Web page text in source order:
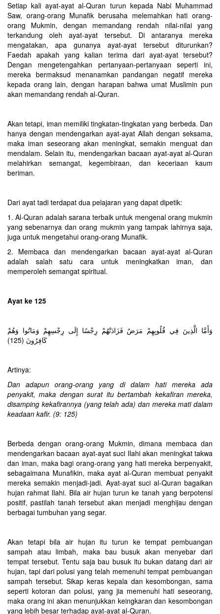
Setiap kali ayat-ayat al-Quran turun kepada Nabi Muhammad
Saw, orang-orang Munafik berusaha melemahkan hati orang-
orang Mukmin, dengan memandang rendah nilai-nilai yang
terkandung oleh ayat-ayat tersebut. Di antaranya mereka
mengatakan, apa gunanya ayat-ayat tersebut diturunkan?
Faedah apakah yang kalian terima dari ayat-ayat tersebut?
Dengan mengetengahkan pertanyaan-pertanyaan seperti ini,
mereka bermaksud menanamkan pandangan negatif mereka
kepada orang lain, dengan harapan bahwa umat Muslimin pun
akan memandang rendah al-Quran.
Akan tetapi, iman memiliki tingkatan-tingkatan yang berbeda. Dan
hanya dengan mendengarkan ayat-ayat Allah dengan seksama,
maka iman seseorang akan meningkat, semakin menguat dan
mendalam. Selain itu, mendengarkan bacaan ayat-ayat al-Quran
melahirkan semangat, kegembiraan, dan keceriaan kaum
beriman.
Dari ayat tadi terdapat dua pelajaran yang dapat dipetik:‎
1. Al-Quran adalah sarana terbaik untuk mengenal orang mukmin
yang sebenarnya dan orang mukmin yang tampak lahirnya saja,
juga untuk mengetahui orang-orang Munafik.
2. Membaca dan mendengarkan bacaan ayat-ayat al-Quran
adalah salah satu cara untuk meningkatkan iman, dan
memperoleh semangat spiritual.
Ayat ke 125
وَأَمَّا الَّذِينَ فِي قُلُوبِهِمْ مَرَضٌ فَزَادَتْهُمْ رِجْسًا إِلَى رِجْسِهِمْ وَمَاتُوا وَهُمْ
كَافِرُونَ (125)
Artinya:
Dan adapun orang-orang yang di dalam hati mereka ada
penyakit, maka dengan surat itu bertambah kekafiran mereka,
disamping kekafirannya (yang telah ada) dan mereka mati dalam
keadaan kafir. (9: 125)
Berbeda dengan orang-orang Mukmin, dimana membaca dan
mendengarkan bacaan ayat-ayat suci Ilahi akan meningkat takwa
dan iman, maka bagi orang-orang yang hati mereka berpenyakit,
sebagaimana Munafikin, maka ayat al-Quran membuat penyakit
mereka semakin menjadi-jadi. Ayat-ayat suci al-Quran bagaikan
hujan rahmat Ilahi. Bila air hujan turun ke tanah yang berpotensi
positif, pastilah tanah tersebut akan menjadi menghijau dengan
berbagai tumbuhan yang segar.
Akan tetapi bila air hujan itu turun ke tempat pembuangan
sampah atau limbah, maka bau busuk akan menyebar dari
tempat tersebut. Tentu saja bau busuk itu bukan datang dari air
hujan, tapi dari polusi yang telah memenuhi tempat pembuangan
sampah tersebut. Sikap keras kepala dan kesombongan, sama
seperti kotoran dan polusi, yang jia memenuhi hati seseorang,
maka orang ini akan menunjukkan keingkaran dan kesombongan
yang lebih besar terhadap ayat-ayat al-Quran.